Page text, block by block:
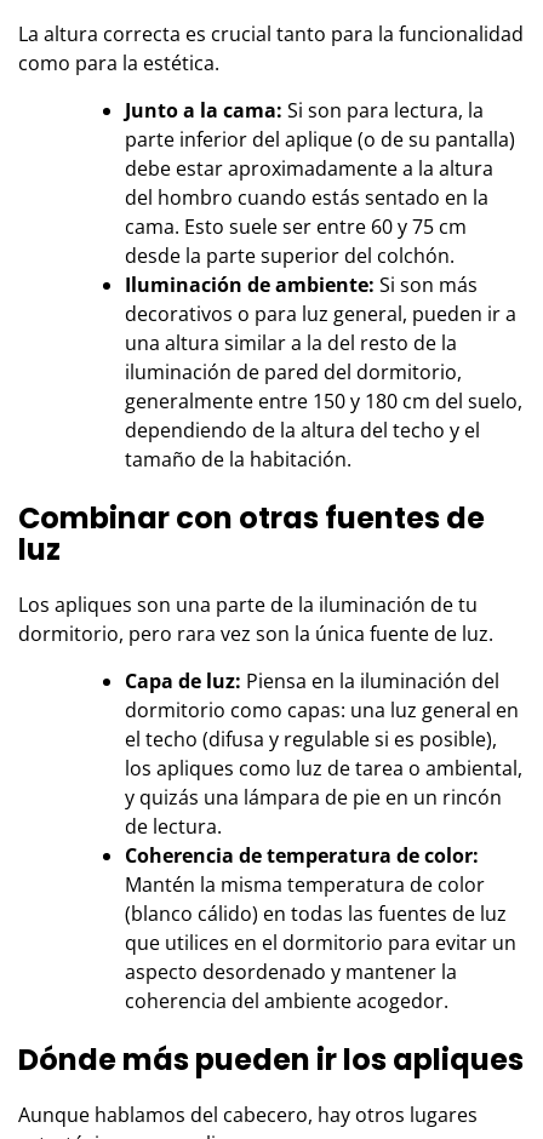
La altura correcta es crucial tanto para la funcionalidad
como para la estética.
Junto a la cama: Si son para lectura, la
parte inferior del aplique (o de su pantalla)
debe estar aproximadamente a la altura
del hombro cuando estás sentado en la
cama. Esto suele ser entre 60 y 75 cm
desde la parte superior del colchón.
Iluminación de ambiente: Si son más
decorativos o para luz general, pueden ir a
una altura similar a la del resto de la
iluminación de pared del dormitorio,
generalmente entre 150 y 180 cm del suelo,
dependiendo de la altura del techo y el
tamaño de la habitación.
Combinar con otras fuentes de
luz
Los apliques son una parte de la iluminación de tu
dormitorio, pero rara vez son la única fuente de luz.
Capa de luz: Piensa en la iluminación del
dormitorio como capas: una luz general en
el techo (difusa y regulable si es posible),
los apliques como luz de tarea o ambiental,
y quizás una lámpara de pie en un rincón
de lectura.
Coherencia de temperatura de color:
Mantén la misma temperatura de color
(blanco cálido) en todas las fuentes de luz
que utilices en el dormitorio para evitar un
aspecto desordenado y mantener la
coherencia del ambiente acogedor.
Dónde más pueden ir los apliques
Aunque hablamos del cabecero, hay otros lugares